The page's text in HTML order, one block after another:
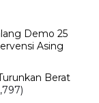
Demo 25
Asing
Berat